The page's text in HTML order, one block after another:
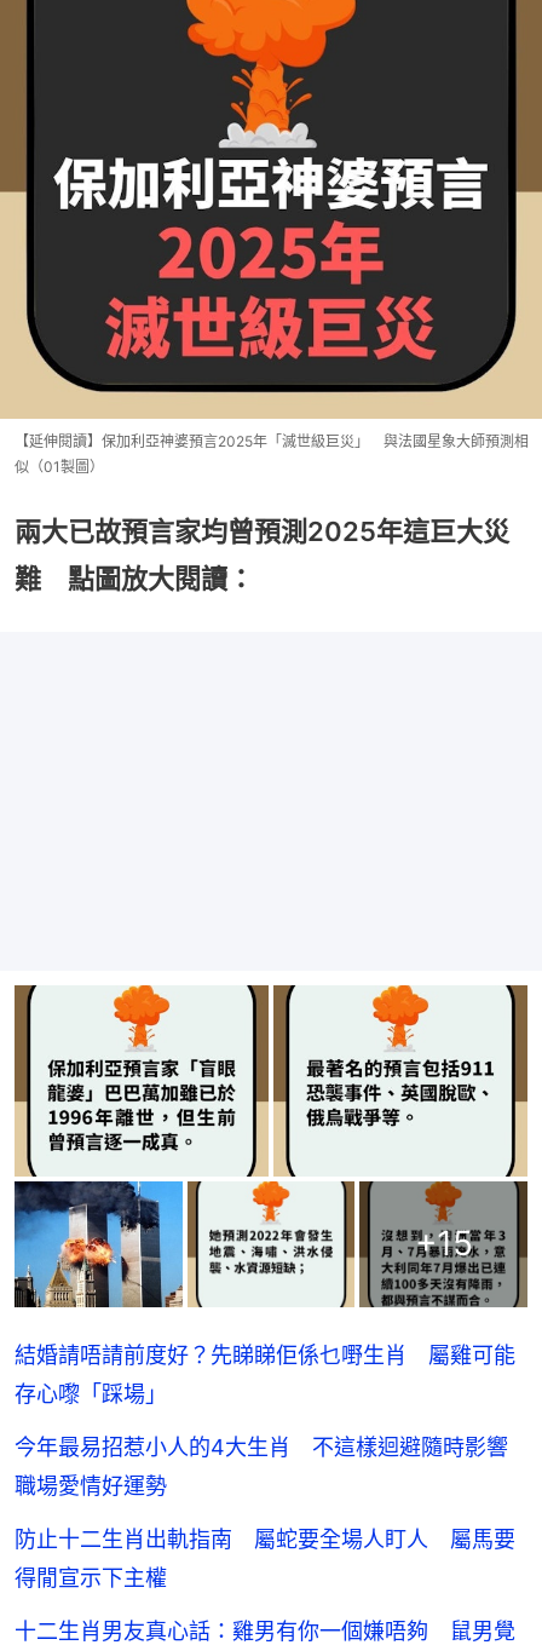
【延伸閱讀】保加利亞神婆預言2025年「滅世級巨災」 與法國星象大師預測相
似（01製圖）
兩大已故預言家均曾預測2025年這巨大災
難 點圖放大閱讀：
+15
結婚請唔請前度好？先睇睇佢係乜嘢生肖 屬雞可能
存心嚟「踩場」
今年最易招惹小人的4大生肖 不這樣迴避隨時影響
職場愛情好運勢
防止十二生肖出軌指南 屬蛇要全場人盯人 屬馬要
得閒宣示下主權
十二生肖男友真心話：雞男有你一個嫌唔夠 鼠男覺